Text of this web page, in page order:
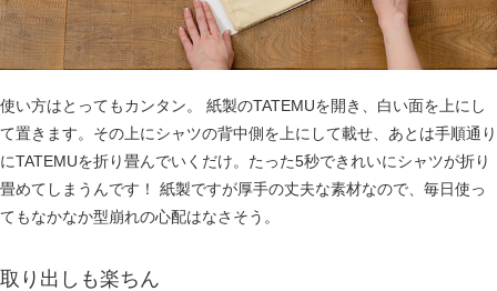
使い方はとってもカンタン。 紙製のTATEMUを開き、白い面を上にし
て置きます。その上にシャツの背中側を上にして載せ、あとは手順通り
にTATEMUを折り畳んでいくだけ。たった5秒できれいにシャツが折り
畳めてしまうんです！ 紙製ですが厚手の丈夫な素材なので、毎日使っ
てもなかなか型崩れの心配はなさそう。
取り出しも楽ちん